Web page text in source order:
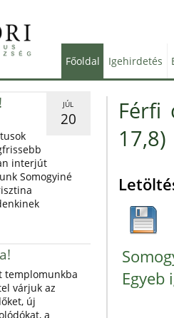
Főoldal Igehirdetés
JÚL
20
interjút
Somogyiné
templomunkba
várjuk az
új
a
Férfi
17,8)
Egyeb